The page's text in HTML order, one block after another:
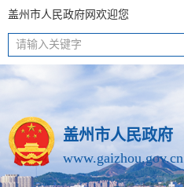
盖州市人民政府网欢迎您
请输入关键字
盖州市人民政府
www.gaizhou.gov.cn